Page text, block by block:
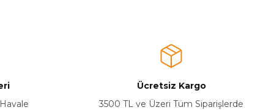
Ücretsiz Kargo
3500 TL ve Üzeri Tüm Siparişlerde